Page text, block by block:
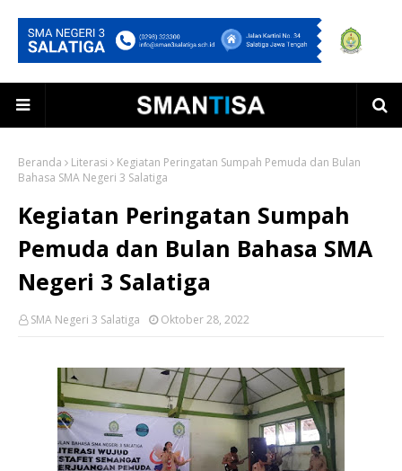
Beranda Literasi
Kegiatan Peringatan Sumpah Pemuda dan Bulan
Bahasa SMA Negeri 3 Salatiga
Kegiatan Peringatan Sumpah
Pemuda dan Bulan Bahasa SMA
Negeri 3 Salatiga
SMA Negeri 3 Salatiga Oktober 28, 2022